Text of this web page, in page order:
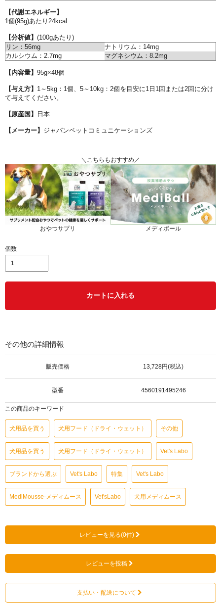
【代謝エネルギー】
1個(95g)あたり24kcal
【分析値】 (100gあたり)
リン：56mg
ナトリウム：14mg
カルシウム：2.7mg
マグネシウム：8.2mg
【内容量】 95g×48個
【与え方】 1～5kg：1個、5～10kg：2個を目安に1日1回または2回に分け
て与えてください。
【原産国】 日本
【メーカー】 ジャパンペットコミュニケーションズ
＼こちらもおすすめ／
おやつサプリ メディボール
個数
カートに入れる
その他の詳細情報
販売価格 13,728円(税込)
型番 4560191495246
この商品のキーワード
犬用品を買う 犬用フード（ドライ・ウェット） その他
犬用品を買う 犬用フード（ドライ・ウェット） Vet's Labo
ブランドから選ぶ Vet's Labo 特集 Vet's Labo
MediMousse-メディムース Vet'sLabo 犬用メディムース
レビューを見る(0件)
レビューを投稿
支払い・配送について